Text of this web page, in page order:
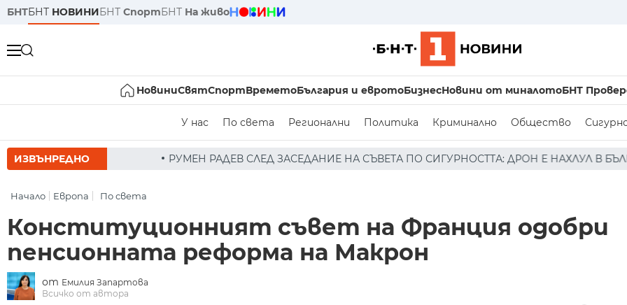
БНТБНТ НОВИНИБНТ СпортБНТ На живо
НовиниСвятСпортВреметоБългария и евротоБизнесНовини от миналотоБНТ
У нас По света Регионални Политика Криминално Общество
ИЗВЪНРЕДНО
РУМЕН РАДЕВ СЛЕД ЗАСЕДАНИЕ НА СЪВЕТА ПО СИГУРНОСТТА: ДРОН Е НАХЛУЛ В БЪЛГАРСКОТО ВЪЗДУШНО
Начало Европа По света
Конституционният съвет на Франция одобри
пенсионната реформа на Макрон
от Емилия Запартова
Всичко от автора